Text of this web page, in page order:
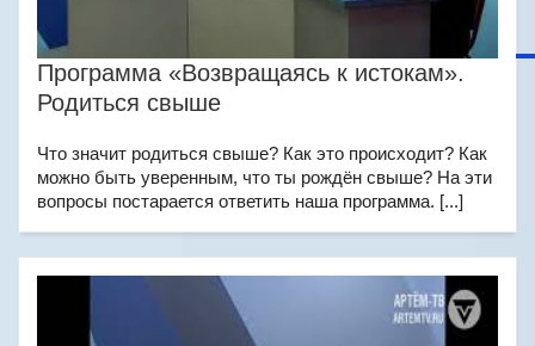
Программа «Возвращаясь к истокам».
Родиться свыше
Что значит родиться свыше? Как это происходит? Как
можно быть уверенным, что ты рождён свыше? На эти
вопросы постарается ответить наша программа. [...]